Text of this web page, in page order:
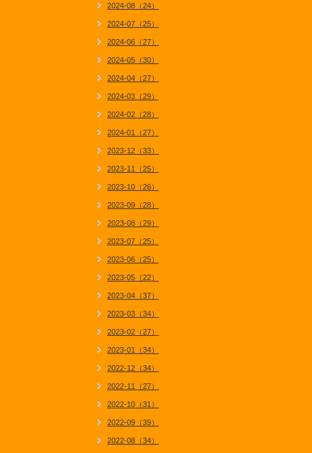
2024-08（24）
2024-07（25）
2024-06（27）
2024-05（30）
2024-04（27）
2024-03（29）
2024-02（28）
2024-01（27）
2023-12（33）
2023-11（25）
2023-10（26）
2023-09（28）
2023-08（29）
2023-07（25）
2023-06（25）
2023-05（22）
2023-04（37）
2023-03（34）
2023-02（27）
2023-01（34）
2022-12（34）
2022-11（27）
2022-10（31）
2022-09（39）
2022-08（34）